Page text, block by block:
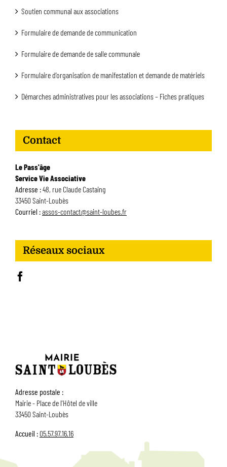
Soutien communal aux associations
Formulaire de demande de communication
Formulaire de demande de salle communale
Formulaire d’organisation de manifestation et demande de matériels
Démarches administratives pour les associations – Fiches pratiques
Contact
Le Pass'âge
Service Vie Associative
Adresse :48, rue Claude Castaing
33450 Saint-Loubès
Courriel :assos-contact@saint-loubes.fr
Réseaux sociaux
Adresse postale :
Mairie - Place de l'Hôtel de ville
33450 Saint-Loubès
Accueil :05.57.97.16.16